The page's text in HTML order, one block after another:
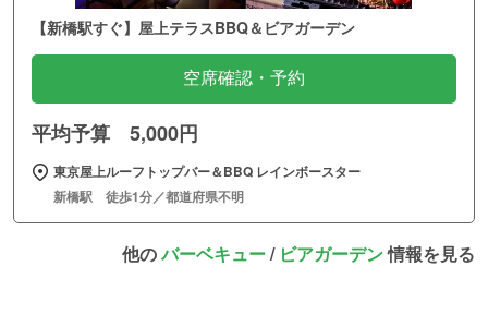
【新橋駅すぐ】屋上テラスBBQ＆ビアガーデン
空席確認・予約
平均予算 5,000円
東京屋上ルーフトップバー＆BBQ レインボースター
新橋駅 徒歩1分／都道府県不明
他のバーベキュー/ ビアガーデン情報を見る